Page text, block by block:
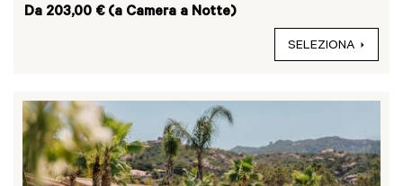
Da 203,00 € (a Camera a Notte)
SELEZIONA